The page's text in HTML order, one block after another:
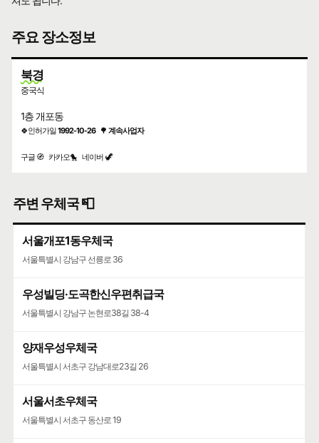
주요 장소정보
북경
중국식
1층 개포동
🍀인허가일1992-10-26 🌳 계속사업자
구글 🧭 카카오🐤 네이버 🦖
주변 우체국 📮
서울개포1동우체국
서울특별시 강남구 선릉로 36
우성빌딩·도곡한신우편취급국
서울특별시 강남구 논현로38길 38-4
양재우성우체국
서울특별시 서초구 강남대로23길 26
서울서초우체국
서울특별시 서초구 동산로 19